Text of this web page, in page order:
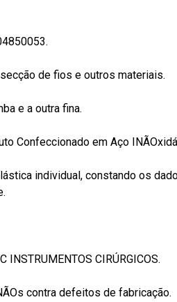
de fios e outros materiais.
e a outra fina.
Confeccionado em Aço
individual, constando os
INSTRUMENTOS CIRÚRGICOS.
contra defeitos de fabricação.